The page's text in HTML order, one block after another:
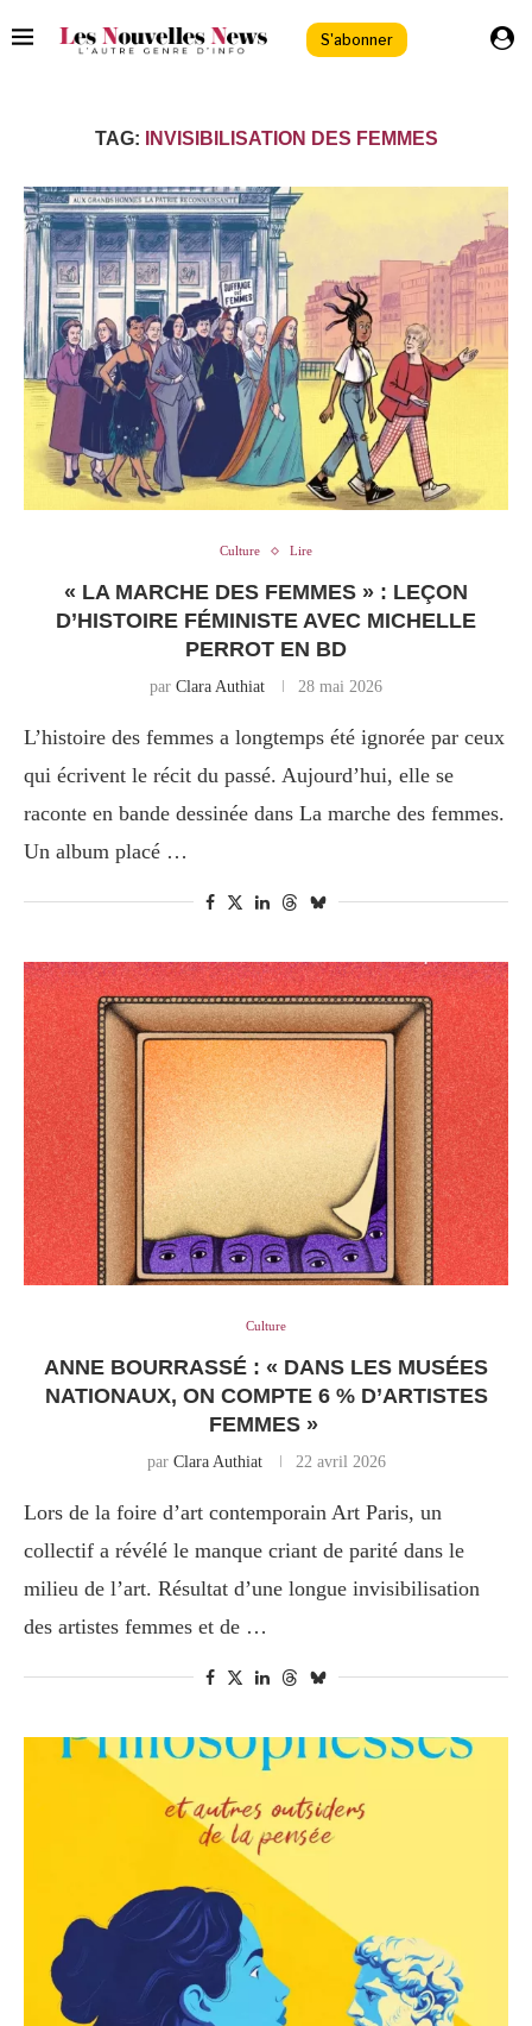
S'abonner
TAG: INVISIBILISATION DES FEMMES
Culture Lire
« LA MARCHE DES FEMMES » : LEÇON
D’HISTOIRE FÉMINISTE AVEC MICHELLE
PERROT EN BD
par Clara Authiat 28 mai 2026
L’histoire des femmes a longtemps été ignorée par ceux
qui écrivent le récit du passé. Aujourd’hui, elle se
raconte en bande dessinée dans La marche des femmes.
Un album placé …
Culture
ANNE BOURRASSÉ : « DANS LES MUSÉES
NATIONAUX, ON COMPTE 6 % D’ARTISTES
FEMMES »
par Clara Authiat 22 avril 2026
Lors de la foire d’art contemporain Art Paris, un
collectif a révélé le manque criant de parité dans le
milieu de l’art. Résultat d’une longue invisibilisation
des artistes femmes et de …